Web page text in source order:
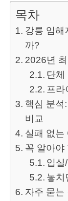
목차
강릉 임해
까?
2026년
단체
프라
핵심 분석
비교
실패 없는
꼭 알아야
입실
놓치
자주 묻는